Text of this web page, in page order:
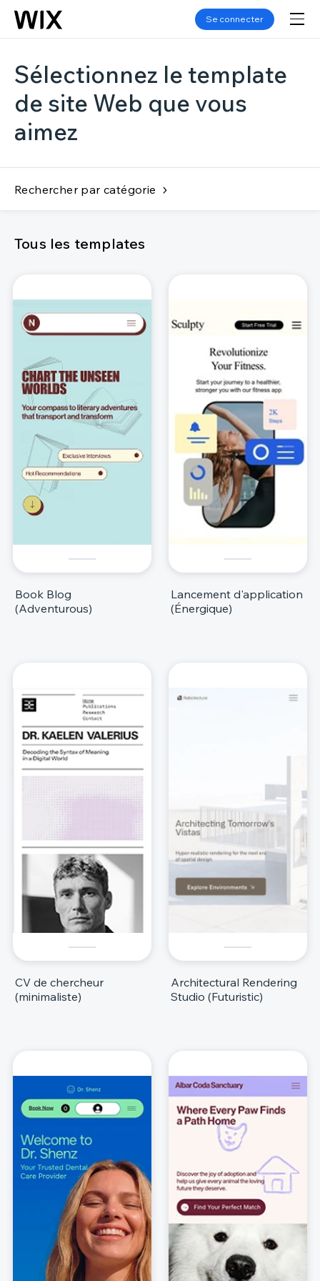
Se connecter
Sélectionnez le template
de site Web que vous
aimez
Rechercher par catégorie
Tous les templates
Book Blog
(Adventurous)
Lancement d'application
(Énergique)
CV de chercheur
(minimaliste)
Architectural Rendering
Studio (Futuristic)